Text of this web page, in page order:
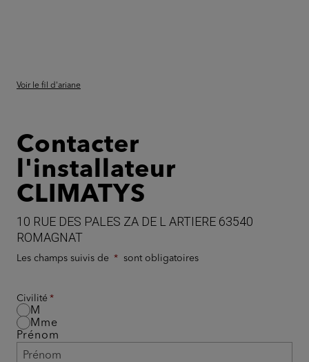
Voir le fil d'ariane
Contacter
l'installateur
CLIMATYS
10 RUE DES PALES ZA DE L ARTIERE 63540
ROMAGNAT
Les champs suivis de sont obligatoires
Civilité
M
Mme
Prénom